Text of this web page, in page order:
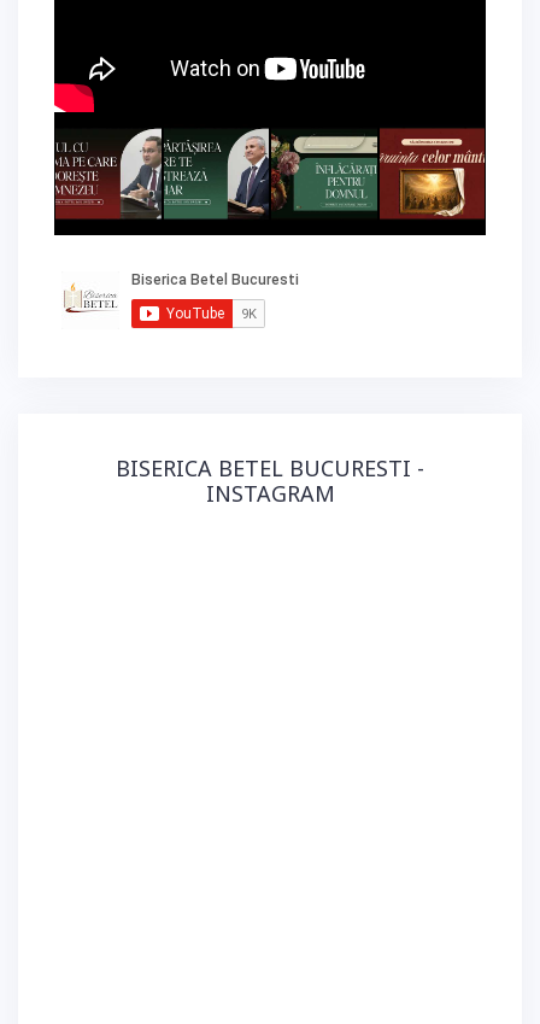
BISERICA BETEL BUCURESTI -
INSTAGRAM